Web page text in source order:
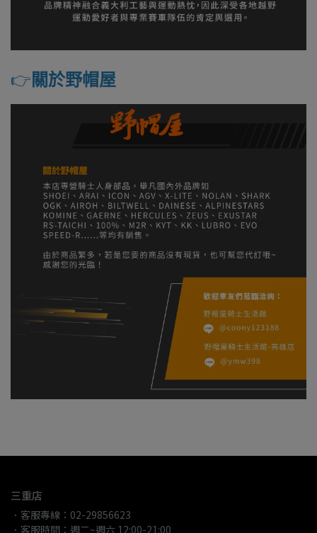
👉️ 關於野帽屋
三重店
．客服專線：02-29856623
．客服時間：週二~週六 12:00-21:00